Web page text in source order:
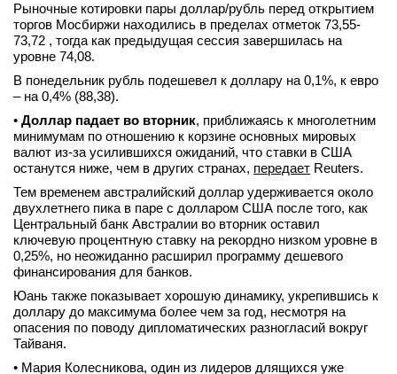
Стать автором
Вход
Рыночные котировки пары доллар/рубль перед открытием
торгов Мосбиржи находились в пределах отметок 73,55-
73,72 , тогда как предыдущая сессия завершилась на
уровне 74,08.
В понедельник рубль подешевел к доллару на 0,1%, к евро
– на 0,4% (88,38).
• Доллар падает во вторник, приближаясь к многолетним
минимумам по отношению к корзине основных мировых
валют из-за усилившихся ожиданий, что ставки в США
останутся ниже, чем в других странах, передает Reuters.
Тем временем австралийский доллар удерживается около
двухлетнего пика в паре с долларом США после того, как
Центральный банк Австралии во вторник оставил
ключевую процентную ставку на рекордно низком уровне в
0,25%, но неожиданно расширил программу дешевого
финансирования для банков.
Юань также показывает хорошую динамику, укрепившись к
доллару до максимума более чем за год, несмотря на
опасения по поводу дипломатических разногласий вокруг
Тайваня.
• Мария Колесникова, один из лидеров длящихся уже